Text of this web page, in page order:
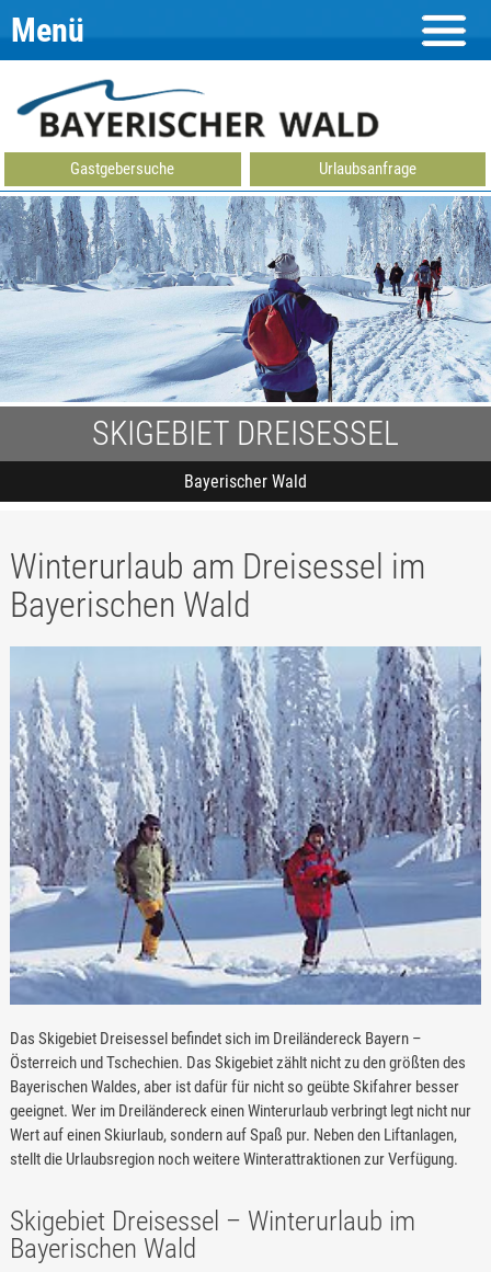
Gastgebersuche Urlaubsanfrage
SKIGEBIET DREISESSEL
Bayerischer Wald
Menü
Winterurlaub am Dreisessel im
Bayerischen Wald
Das Skigebiet Dreisessel befindet sich im Dreiländereck Bayern –
Österreich und Tschechien. Das Skigebiet zählt nicht zu den größten des
Bayerischen Waldes, aber ist dafür für nicht so geübte Skifahrer besser
geeignet. Wer im Dreiländereck einen Winterurlaub verbringt legt nicht nur
Wert auf einen Skiurlaub, sondern auf Spaß pur. Neben den Liftanlagen,
stellt die Urlaubsregion noch weitere Winterattraktionen zur Verfügung.
Skigebiet Dreisessel – Winterurlaub im
Bayerischen Wald